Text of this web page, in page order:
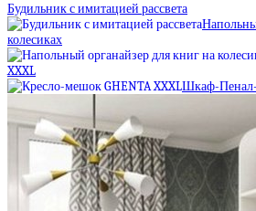
Будильник с имитацией рассвета
колесиках
XXXL
Шкаф-